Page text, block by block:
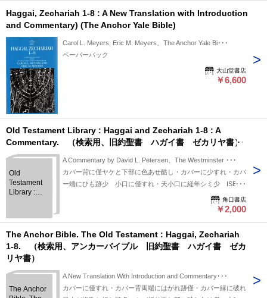
Haggai, Zechariah 1-8 : A New Translation with Introduction
and Commentary) (The Anchor Yale Bible)
Carol L. Meyers, Eric M. Meyers、The Anchor Yale Bi･･･
ペーパーバック
大山堂書店
￥6,600
Old Testament Library : Haggai and Zechariah 1-8 : A
Commentary. （検索用、旧約聖書 ハガイ書 ゼカリヤ書）
Old
Testament
Library :
8 : A
Commentary.
（検索用、
旧約聖書
ハガイ書
ゼカリヤ
A Commentary by David L. Petersen、The Westminster ･･･
カバー背に僅ヤケと下部に色あせ酷し・カバーに少すれ・カバ
ー端にひも跡少 小口に僅すれ・天小口に経年シミ少 ISBN
角口書店
￥2,000
The Anchor Bible. The Old Testament : Haggai, Zechariah
1-8. （検索用、アンカーバイブル 旧約聖書 ハガイ書 ゼカ
リヤ書）
The Anchor
A New Translation With Introduction and Commentary･･･
カバーに僅すれ・カバー背両端にはがれ跡僅・カバー縁に破れ